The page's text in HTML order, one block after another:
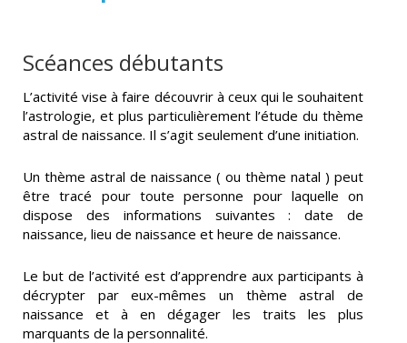
Scéances débutants
L’activité vise à faire découvrir à ceux qui le souhaitent
l’astrologie, et plus particulièrement l’étude du thème
astral de naissance. Il s’agit seulement d’une initiation.
Un thème astral de naissance ( ou thème natal ) peut
être tracé pour toute personne pour laquelle on
dispose des informations suivantes : date de
naissance, lieu de naissance et heure de naissance.
Le but de l’activité est d’apprendre aux participants à
décrypter par eux-mêmes un thème astral de
naissance et à en dégager les traits les plus
marquants de la personnalité.